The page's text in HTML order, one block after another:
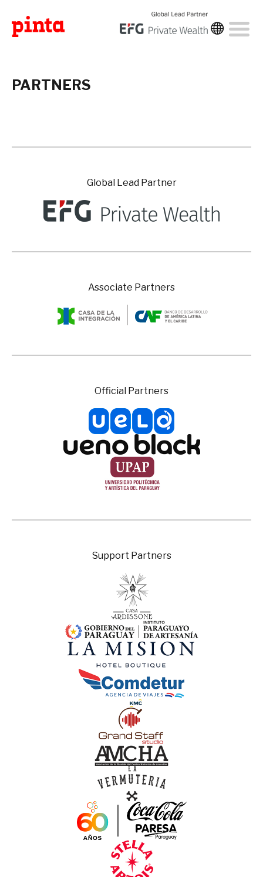
PARTNERS
Global Lead Partner
Associate Partners
Official Partners
Support Partners